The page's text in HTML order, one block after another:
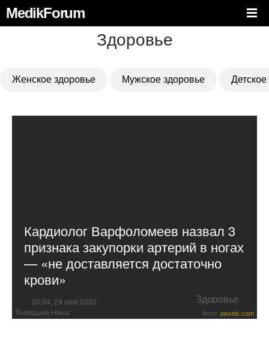
MedikForum
Здоровье
Женское здоровье Мужское здоровье
Кардиолог Варфоломеев назвал 3
признака закупорки артерий в ногах
— «не доставляется достаточно
крови»
20:54, 24 июн 2022 Здоровье
Телицына Нина Фото: pexels.com